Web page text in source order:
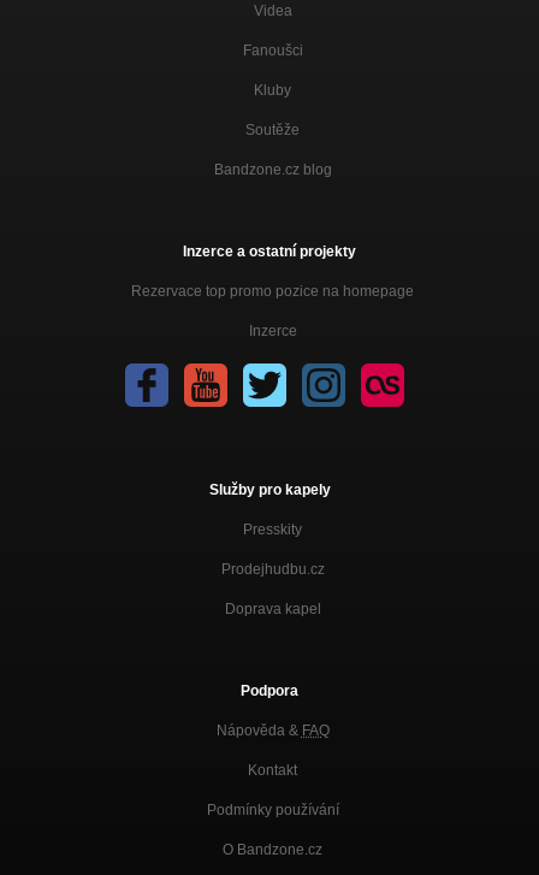
Videa
Fanoušci
Kluby
Soutěže
Bandzone.cz blog
Inzerce a ostatní projekty
Rezervace top promo pozice na homepage
Inzerce
Služby pro kapely
Presskity
Prodejhudbu.cz
Doprava kapel
Podpora
Nápověda & FAQ
Kontakt
Podmínky používání
O Bandzone.cz